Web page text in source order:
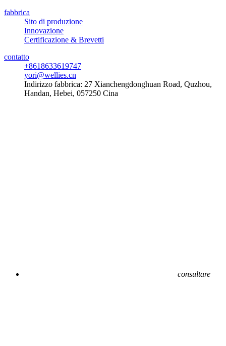
fabbrica
Sito di produzione
Innovazione
Certificazione & Brevetti
contatto
+8618633619747
yori@wellies.cn
Indirizzo fabbrica: 27 Xianchengdonghuan Road, Quzhou,
Handan, Hebei, 057250 Cina
consultare